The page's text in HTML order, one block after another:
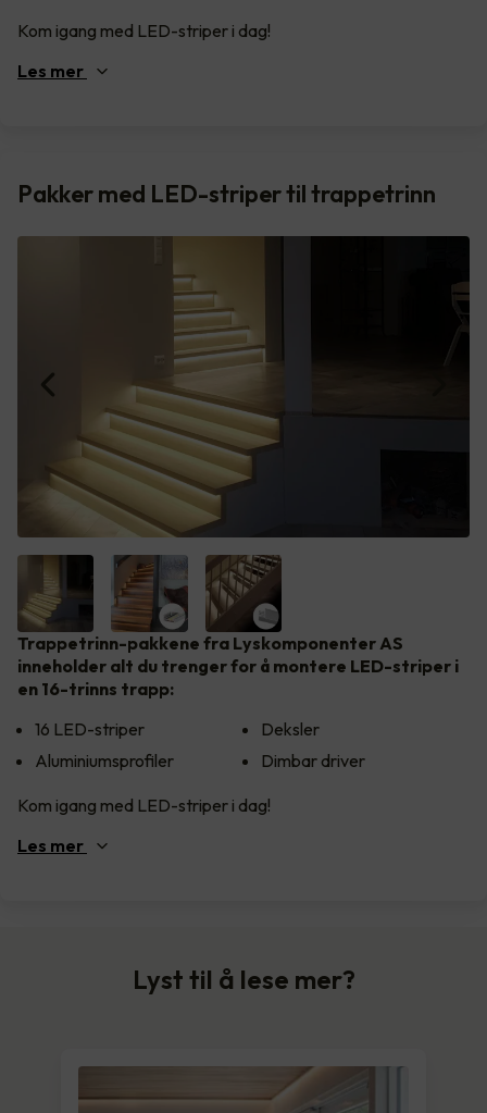
Kom igang med LED-striper i dag!
Les mer
Pakker med LED-striper til trappetrinn
Trappetrinn-pakkene fra Lyskomponenter AS
inneholder alt du trenger for å montere LED-striper i
en 16-trinns trapp:
16 LED-striper
Aluminiumsprofiler
Deksler
Dimbar driver
Kom igang med LED-striper i dag!
Les mer
Lyst til å lese mer?